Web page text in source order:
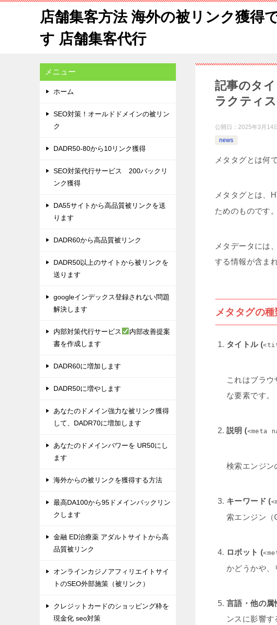
店舗集客方法 海外の被リンク獲得
す 店舗集客代行
記事のタ
ラクティ
公開日： 2025年3月14
news
メタタグとは何
メタタグとは、
ためのものです。
メタデータには
する情報が含ま
メタタグの種
タイトル (
これはブラ
な要素です。
説明 (<meta
検索エンジン
キーワード (
索エンジン（
ロボット (
かどうかや、
言語・他の属
ンスに影響す
メニュー
ホーム
SEO対策！オールドドメインの被リン
ク
DADR50-80から10リンク獲得
SEO対策代行サービス 200バックリ
ンク獲得
DA55サイトから高品質被リンクを送
ります
DADR60から高品質被リンク
DADR50以上のサイトから被リンクを
送ります
googleインデックス登録されない問題
解決します
内部対策代行サービス
内部改善提案
書を作成します
DADR60に増加します
DADR50に増やします
あなたのドメイン強力な被リンク獲得
して、DADR70に増加します
あなたのドメインパワーを UR50にし
ます
海外からの被リンクを獲得する方法
最高DA100から95ドメインバックリン
クします
金融 ED治療薬 アダルトサイトから高
品質被リンク
オンラインカジノアフィリエイトサイ
トのSEO外部施策（被リンク）
クレジットカードのショッピング枠を
現金化 seo対策